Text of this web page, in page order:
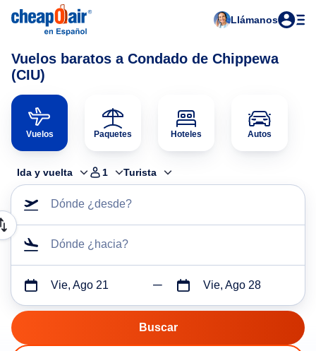
Llámanos
Vuelos baratos a Condado de Chippewa
(CIU)
Vuelos Paquetes Hoteles Autos
Ida y vuelta 1 Turista
Dónde ¿desde?
Dónde ¿hacia?
Vie, Ago 21 Vie, Ago 28